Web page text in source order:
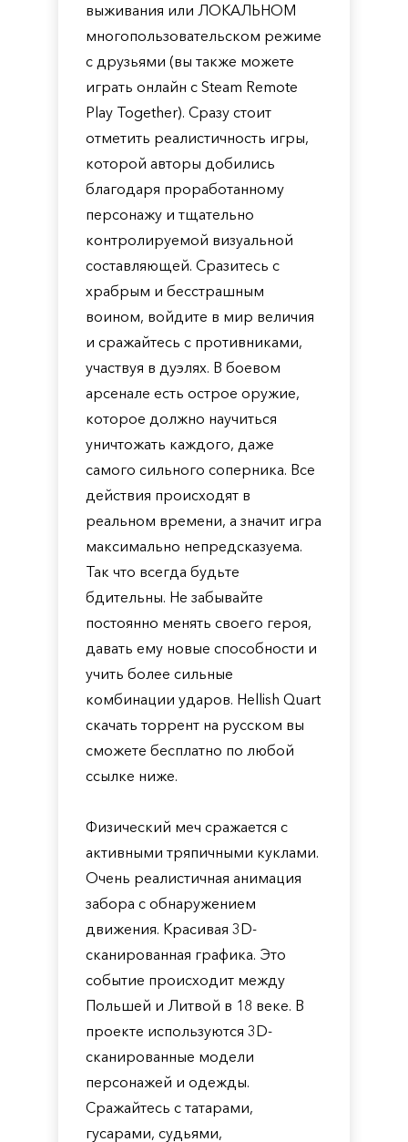
выживания или ЛОКАЛЬНОМ
многопользовательском режиме
с друзьями (вы также можете
играть онлайн с Steam Remote
Play Together). Сразу стоит
отметить реалистичность игры,
которой авторы добились
благодаря проработанному
персонажу и тщательно
контролируемой визуальной
составляющей. Сразитесь с
храбрым и бесстрашным
воином, войдите в мир величия
и сражайтесь с противниками,
участвуя в дуэлях. В боевом
арсенале есть острое оружие,
которое должно научиться
уничтожать каждого, даже
самого сильного соперника. Все
действия происходят в
реальном времени, а значит игра
максимально непредсказуема.
Так что всегда будьте
бдительны. Не забывайте
постоянно менять своего героя,
давать ему новые способности и
учить более сильные
комбинации ударов. Hellish Quart
скачать торрент на русском вы
сможете бесплатно по любой
ссылке ниже.
Физический меч сражается с
активными тряпичными куклами.
Очень реалистичная анимация
забора с обнаружением
движения. Красивая 3D-
сканированная графика. Это
событие происходит между
Польшей и Литвой в 18 веке. В
проекте используются 3D-
сканированные модели
персонажей и одежды.
Сражайтесь с татарами,
гусарами, судьями,